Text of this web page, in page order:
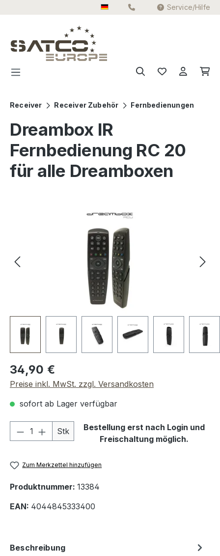
Zum Hauptinhalt springen Service/Hilfe
Receiver Receiver Zubehör Fernbedienungen
Dreambox IR
Fernbedienung RC 20
für alle Dreamboxen
Bildergalerie überspringen
Regulärer Preis:
34,90 €
Preise inkl. MwSt. zzgl. Versandkosten
sofort ab Lager verfügbar
Produkt Anzahl: Gib den
Stk
Bestellung erst nach Login und
Freischaltung möglich.
Zum Merkzettel hinzufügen
Produktnummer: 13384
EAN: 4044845333400
Beschreibung